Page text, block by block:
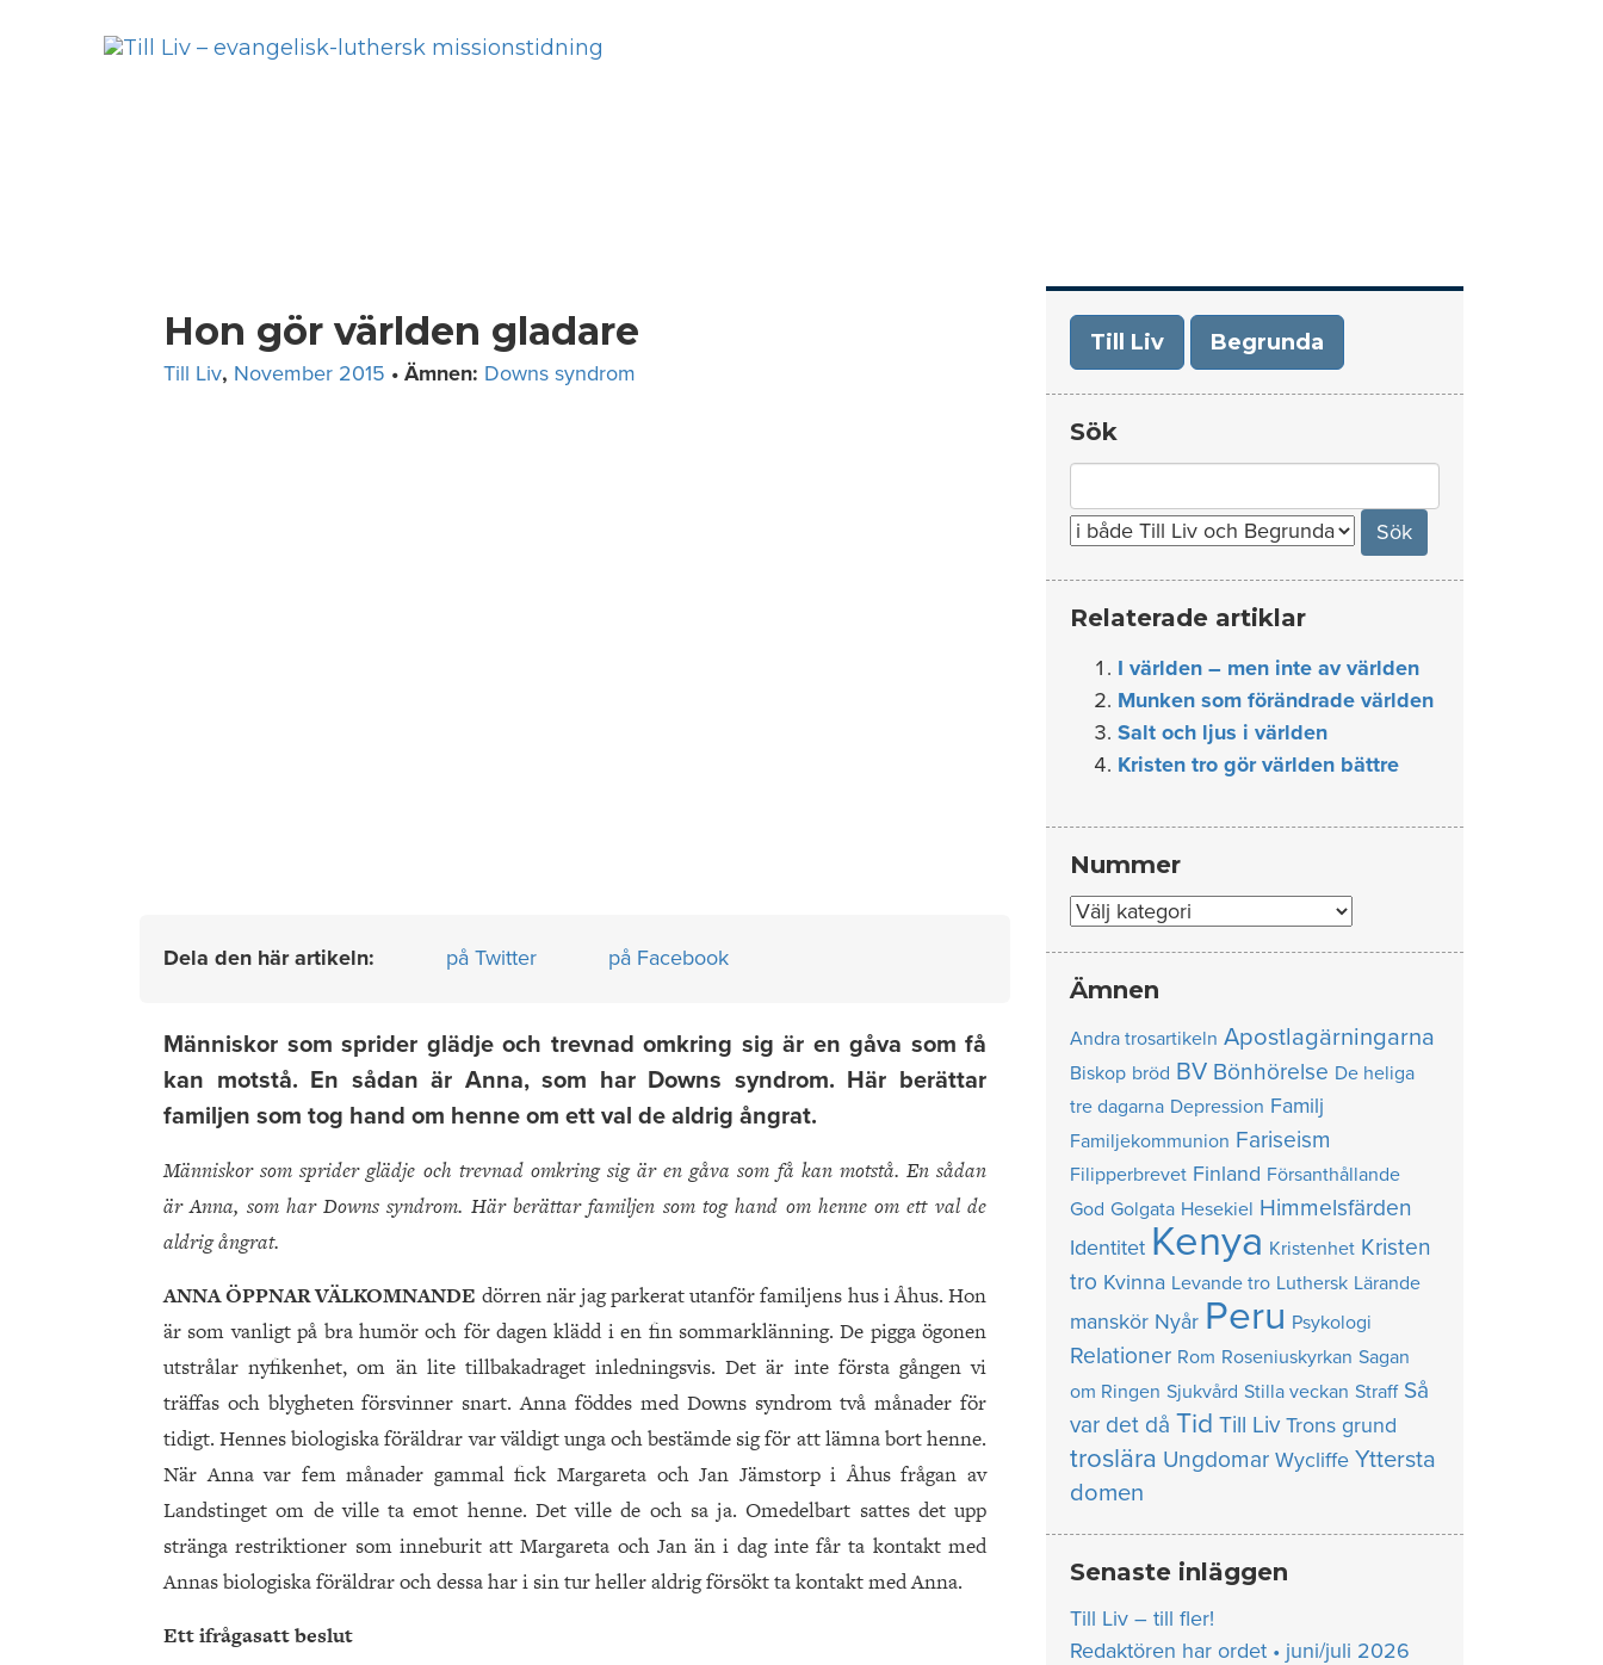
Hon gör världen gladare
Till Liv, November 2015 • Ämnen: Downs syndrom
Dela den här artikeln: på Twitter på Facebook
Människor som sprider glädje och trevnad omkring sig är en gåva som få
kan motstå. En sådan är Anna, som har Downs syndrom. Här berättar
familjen som tog hand om henne om ett val de aldrig ångrat.
Människor som sprider glädje och trevnad omkring sig är en gåva som få kan motstå. En sådan
är Anna, som har Downs syndrom. Här berättar familjen som tog hand om henne om ett val de
aldrig ångrat.
ANNA ÖPPNAR VÄLKOMNANDE dörren när jag parkerat utanför familjens hus i Åhus. Hon
är som vanligt på bra humör och för dagen klädd i en fin sommarklänning. De pigga ögonen
utstrålar nyfikenhet, om än lite tillbakadraget inledningsvis. Det är inte första gången vi
träffas och blygheten försvinner snart. Anna föddes med Downs syndrom två månader för
tidigt. Hennes biologiska föräldrar var väldigt unga och bestämde sig för att lämna bort henne.
När Anna var fem månader gammal fick Margareta och Jan Jämstorp i Åhus frågan av
Landstinget om de ville ta emot henne. Det ville de och sa ja. Omedelbart sattes det upp
stränga restriktioner som inneburit att Margareta och Jan än i dag inte får ta kontakt med
Annas biologiska föräldrar och dessa har i sin tur heller aldrig försökt ta kontakt med Anna.
Ett ifrågasatt beslut
Till Liv Begrunda
Sök
for:
Relaterade artiklar
I världen – men inte av världen
Munken som förändrade världen
Salt och ljus i världen
Kristen tro gör världen bättre
Nummer
Nummer
Ämnen
Andra trosartikeln Apostlagärningarna
Biskop bröd BV Bönhörelse De heliga
tre dagarna Depression Familj
Familjekommunion Fariseism
Filipperbrevet Finland Försanthållande
God Golgata Hesekiel Himmelsfärden
Identitet Kenya Kristenhet Kristen
tro Kvinna Levande tro Luthersk Lärande
manskör Nyår Peru Psykologi
Relationer Rom Roseniuskyrkan Sagan
om Ringen Sjukvård Stilla veckan Straff Så
var det då Tid Till Liv Trons grund
troslära Ungdomar Wycliffe Yttersta
domen
Senaste inläggen
Till Liv – till fler!
Redaktören har ordet • juni/juli 2026